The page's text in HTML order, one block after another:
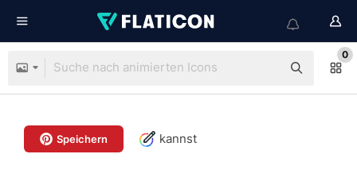
0
Speichern kannst